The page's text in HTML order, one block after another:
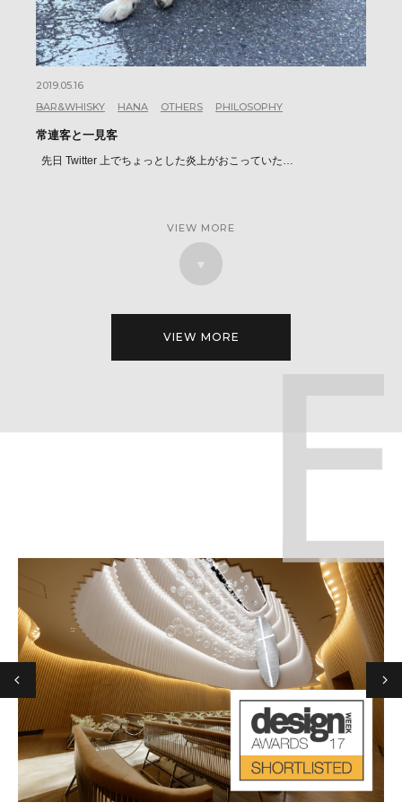
2019.05.16
BAR&WHISKY
HANA OTHERS PHILOSOPHY
常連客と一見客
先日 Twitter 上でちょっとした炎上がおこっていた…
VIEW MORE
VIEW MORE